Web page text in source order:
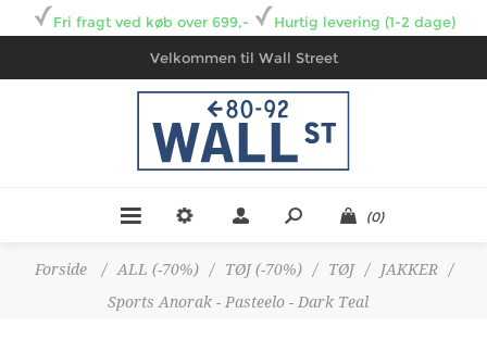
Fri fragt ved køb over 699,- Hurtig levering (1-2 dage)
Velkommen til Wall Street
(0)
Forside / ALL (-70%) / TØJ (-70%) / TØJ / JAKKER
/
Sports Anorak - Pasteelo - Dark Teal